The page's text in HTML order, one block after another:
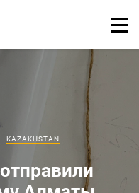
KAZAKHSTAN